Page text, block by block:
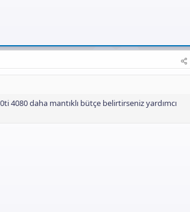
4080 daha mantıklı bütçe belirtirseniz yardımcı